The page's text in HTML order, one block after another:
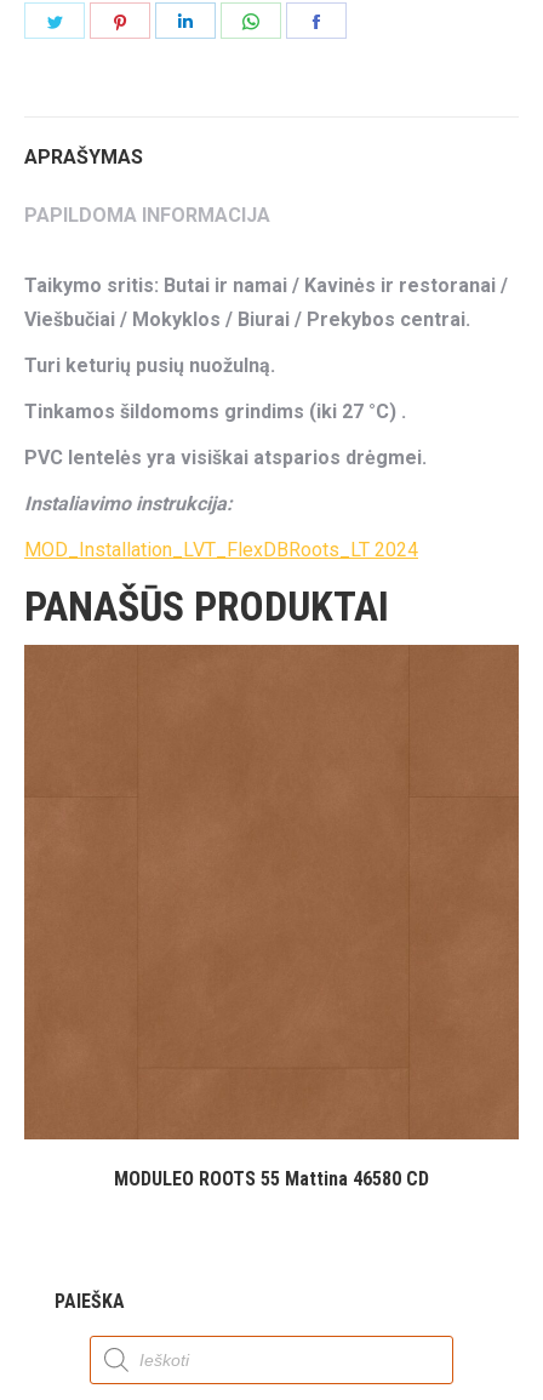
APRAŠYMAS
PAPILDOMA INFORMACIJA
Taikymo sritis: Butai ir namai / Kavinės ir restoranai /
Viešbučiai / Mokyklos / Biurai / Prekybos centrai.
Turi keturių pusių nuožulną.
Tinkamos šildomoms grindims (iki 27 °C) .
PVC lentelės yra visiškai atsparios drėgmei.
Instaliavimo instrukcija:
MOD_Installation_LVT_FlexDBRoots_LT 2024
PANAŠŪS PRODUKTAI
MODULEO ROOTS 55 Mattina 46580 CD
PAIEŠKA
Products
search